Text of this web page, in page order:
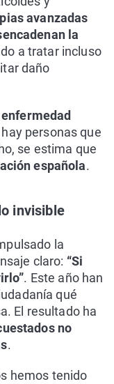
avanzadas
la
a tratar incluso
daño
personas que
se estima que
española.
invisible
la
claro: “Si
. Este año han
qué
El resultado ha
no
.
hemos tenido